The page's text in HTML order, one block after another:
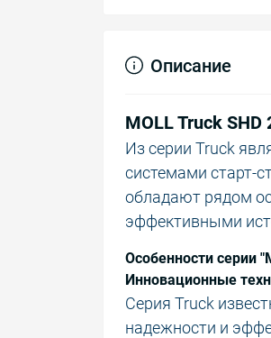
Описание
MOLL Truck SHD
Из серии Truck
системами старт-
обладают рядом
эффективными
Особенности серии
Инновационные
Серия Truck
надежности и